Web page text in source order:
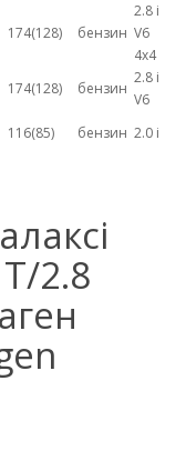
174(128) бензин
2.8 i
V6
4x4
174(128) бензин
2.8 i
V6
116(85) бензин 2.0 i
2.8